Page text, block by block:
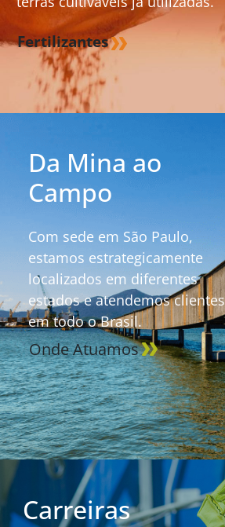
Fertilizantes
Da Mina ao
Campo
Com sede em São Paulo,
estamos estrategicamente
localizados em diferentes
estados e atendemos clientes
em todo o Brasil.
Onde Atuamos
Carreiras